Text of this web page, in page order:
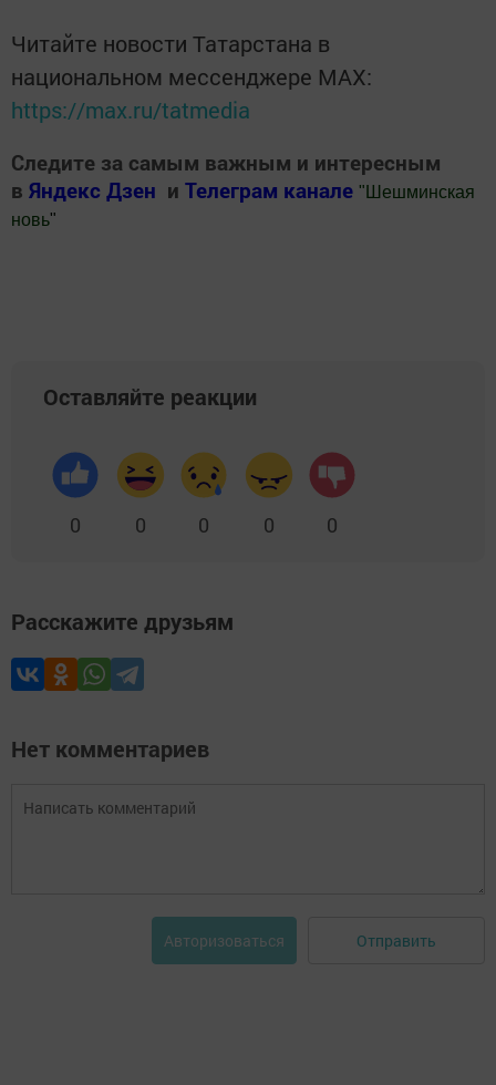
Читайте новости Татарстана в
национальном мессенджере MАХ:
https://max.ru/tatmedia
Следите за самым важным и интересным
в Яндекс Дзен и Телеграм канале " Шешминская
новь"
Оставляйте реакции
0 0 0 0 0
Расскажите друзьям
Нет комментариев
Авторизоваться Отправить